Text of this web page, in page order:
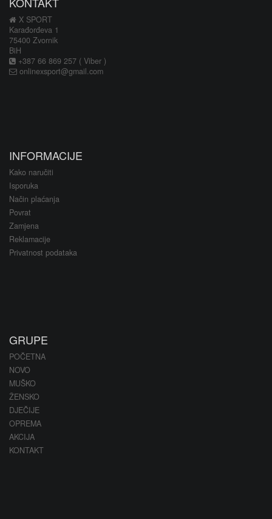
X SPORT
Karađorđeva 1
75400 Zvornik
BiH
+387 66 869 257 ( Viber )
onlinexsport@gmail.com
INFORMACIJE
Kako naručiti
Isporuka
Način plaćanja
Povrat
Zamjena
Reklamacije
Privatnost podataka
GRUPE
POČETNA
NOVO
MUŠKO
ŽENSKO
DJEČIJE
OPREMA
AKCIJA
KONTAKT